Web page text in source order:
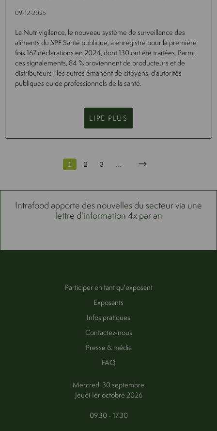
09-12-2025
La Nutrivigilance, le nouveau système de surveillance des
aliments du SPF Santé publique, a enregistré pour la première
fois 167 déclarations en 2024, dont 130 ont été traitées. Parmi
ces signalements, 84 % proviennent de producteurs et de
distributeurs ; les autres émanent de citoyens, d’autorités
publiques ou de professionnels de la santé.
LIRE PLUS
1 2 3
Intrafood apporte des nouvelles du secteur via une
lettre d'information 4x par an
Participer en tant qu'exposant
Exposants
Infos pratiques
Contactez-nous
Presse & média
FAQ
Mercredi 30 septembre
Jeudi 1er octobre 2026
09.30 - 17.30